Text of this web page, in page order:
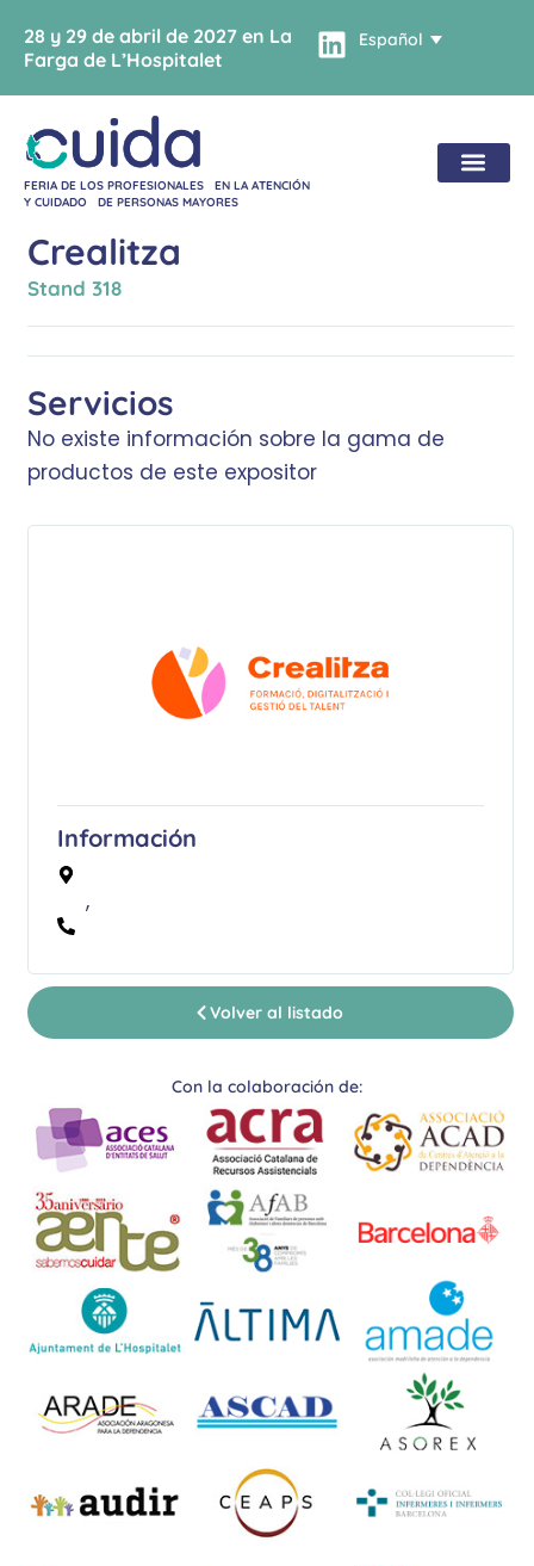
28 y 29 de abril de 2027 en La
Farga de L’Hospitalet
Español
FERIA DE LOS PROFESIONALES EN LA ATENCIÓN
Y CUIDADO DE PERSONAS MAYORES
Crealitza
Stand 318
Servicios
No existe información sobre la gama de
productos de este expositor
Información
,
Volver al listado
Con la colaboración de: